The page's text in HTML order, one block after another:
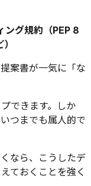
ング規約（PEP 8
案書が一気に「な
できます。しか
つまでも属人的で
なら、こうしたデ
ておくことを強く